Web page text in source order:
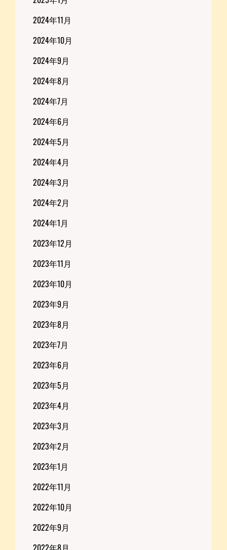
2024年11月
2024年10月
2024年9月
2024年8月
2024年7月
2024年6月
2024年5月
2024年4月
2024年3月
2024年2月
2024年1月
2023年12月
2023年11月
2023年10月
2023年9月
2023年8月
2023年7月
2023年6月
2023年5月
2023年4月
2023年3月
2023年2月
2023年1月
2022年11月
2022年10月
2022年9月
2022年8月